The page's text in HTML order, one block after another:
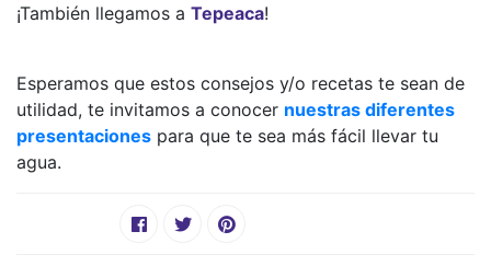
¡También llegamos a Tepeaca!
Esperamos que estos consejos y/o recetas te sean de
utilidad, te invitamos a conocer nuestras diferentes
presentaciones para que te sea más fácil llevar tu
agua.